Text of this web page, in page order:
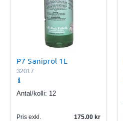
P7 Saniprol 1L
32017
Antal/kolli: 12
Pris exkl.
175.00